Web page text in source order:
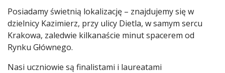
Posiadamy świetnią lokalizację – znajdujemy się w
dzielnicy Kazimierz, przy ulicy Dietla, w samym sercu
Krakowa, zaledwie kilkanaście minut spacerem od
Rynku Głównego.
Nasi uczniowie są finalistami i laureatami